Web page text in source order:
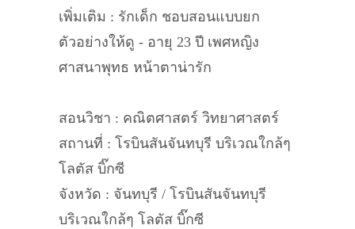
เพิ่มเติม : รักเด็ก ชอบสอนแบบยก
ตัวอย่างให้ดู - อายุ 23 ปี เพศหญิง
ศาสนาพุทธ หน้าตาน่ารัก
สอนวิชา : คณิตศาสตร์ วิทยาศาสตร์
สถานที่ : โรบินสันจันทบุรี บริเวณใกล้ๆ
โลตัส บิ๊กซี
จังหวัด : จันทบุรี / โรบินสันจันทบุรี
บริเวณใกล้ๆ โลตัส บิ๊กซี